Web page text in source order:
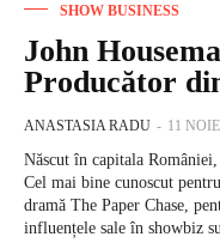
SHOW BUSINESS
John
Producător
ANASTASIA RADU - 11
Născut în capitala
Cel mai bine cunoscut
dramă The Paper Chase,
influențele sale în showbiz